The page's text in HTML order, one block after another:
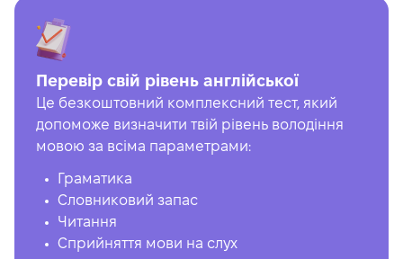
Перевір свій рівень англійської
Це безкоштовний комплексний тест, який
допоможе визначити твій рівень володіння
мовою за всіма параметрами:
Граматика
Словниковий запас
Читання
Сприйняття мови на слух